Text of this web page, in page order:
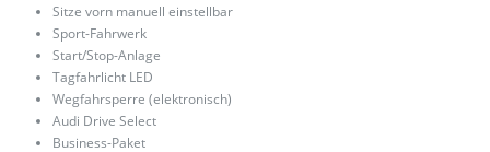
Sitze vorn manuell einstellbar
Sport-Fahrwerk
Start/Stop-Anlage
Tagfahrlicht LED
Wegfahrsperre (elektronisch)
Audi Drive Select
Business-Paket